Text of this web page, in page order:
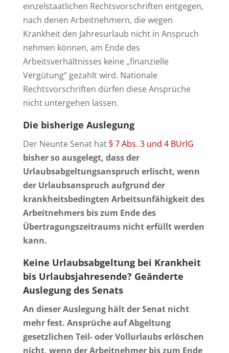
einzelstaatlichen Rechtsvorschriften entgegen,
nach denen Arbeitnehmern, die wegen
Krankheit den Jahresurlaub nicht in Anspruch
nehmen können, am Ende des
Arbeitsverhältnisses keine „finanzielle
Vergütung“ gezahlt wird. Nationale
Rechtsvorschriften dürfen diese Ansprüche
nicht untergehen lassen.
Die bisherige Auslegung
Der Neunte Senat hat § 7 Abs. 3 und 4 BUrlG
bisher so ausgelegt, dass der
Urlaubsabgeltungsanspruch erlischt, wenn
der Urlaubsanspruch aufgrund der
krankheitsbedingten Arbeitsunfähigkeit des
Arbeitnehmers bis zum Ende des
Übertragungszeitraums nicht erfüllt werden
kann.
Keine Urlaubsabgeltung bei Krankheit
bis Urlaubsjahresende? Geänderte
Auslegung des Senats
An dieser Auslegung hält der Senat nicht
mehr fest. Ansprüche auf Abgeltung
gesetzlichen Teil- oder Vollurlaubs erlöschen
nicht, wenn der Arbeitnehmer bis zum Ende